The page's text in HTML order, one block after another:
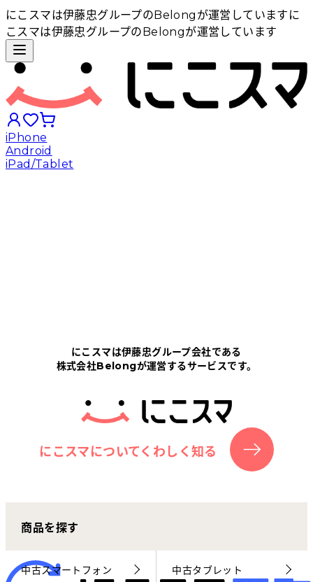
にこスマは伊藤忠グループのBelongが運営しています に
こスマは伊藤忠グループのBelongが運営しています
iPhone
Android
iPad/Tablet
にこスマについて
サポートセンター
お客さまの声
にこスマ通信
マイページ
にこスマは伊藤忠グループ会社である
株式会社Belongが運営するサービスです。
にこスマについてくわしく知る
商品を探す
中古スマートフォン 中古タブレット